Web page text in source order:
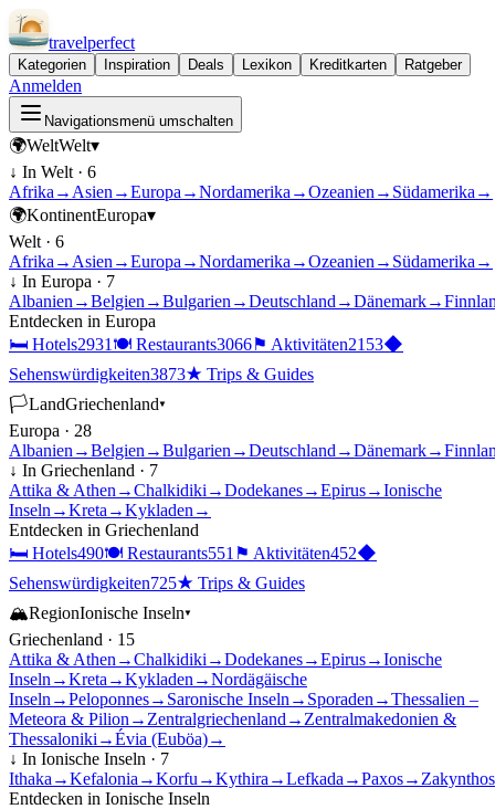
travelperfect
Kategorien Inspiration Deals Lexikon Kreditkarten Ratgeber
Anmelden
Navigationsmenü umschalten
🌍WeltWelt▾
↓ In Welt · 6
Afrika → Asien →Europa →Nordamerika →Ozeanien → Südamerika →
🌍KontinentEuropa▾
Welt · 6
Afrika → Asien →Europa →Nordamerika →Ozeanien → Südamerika →
↓ In Europa · 7
Albanien →Belgien →Bulgarien →Deutschland →Dänemark→
Entdecken in Europa
🛏 Hotels2931 🍽 Restaurants3066⚑ Aktivitäten2153◆
Sehenswürdigkeiten3873★ Trips & Guides
🏳LandGriechenland▾
Europa · 28
Albanien →Belgien →Bulgarien →Deutschland →Dänemark→
↓ In Griechenland · 7
Attika & Athen →Chalkidiki →Dodekanes→Epirus→Ionische
Inseln →Kreta →Kykladen →
Entdecken in Griechenland
🛏 Hotels490🍽 Restaurants551 ⚑ Aktivitäten452◆
Sehenswürdigkeiten725★ Trips & Guides
🏔RegionIonische Inseln▾
Griechenland · 15
Attika & Athen →Chalkidiki →Dodekanes→Epirus→Ionische
Inseln →Kreta →Kykladen →Nordägäische
Inseln →Peloponnes→ Saronische Inseln → Sporaden →Thessalien –
Meteora & Pilion → Zentralgriechenland → Zentralmakedonien &
Thessaloniki →Évia (Euböa)→
↓ In Ionische Inseln · 7
Ithaka →Kefalonia →Korfu →Kythira →Lefkada →Paxos→ Zakynthos
Entdecken in Ionische Inseln